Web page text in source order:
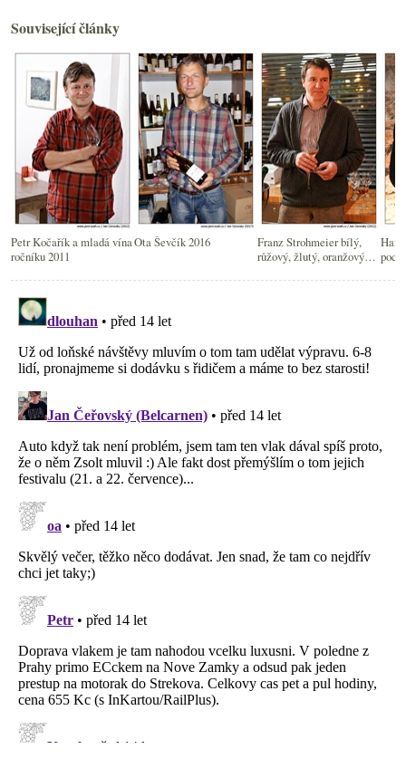
Související články
Petr Kočařík a mladá vína
ročníku 2011
Ota Ševčík 2016
Franz Strohmeier bílý,
růžový, žlutý, oranžový…